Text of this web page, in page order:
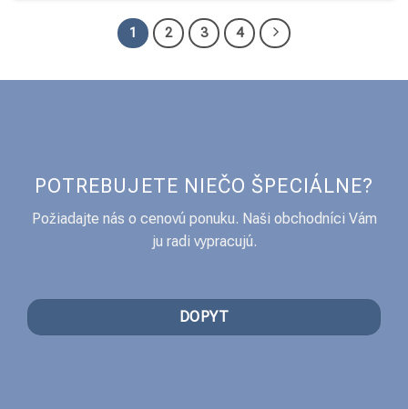
1 2 3 4
POTREBUJETE NIEČO ŠPECIÁLNE?
Požiadajte nás o cenovú ponuku. Naši obchodníci Vám
ju radi vypracujú.
DOPYT